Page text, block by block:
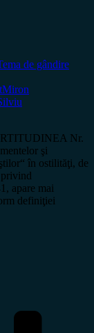
de gândire
Miron
Nr.
şi
în ostilităţi, de
apare mai
definiţiei